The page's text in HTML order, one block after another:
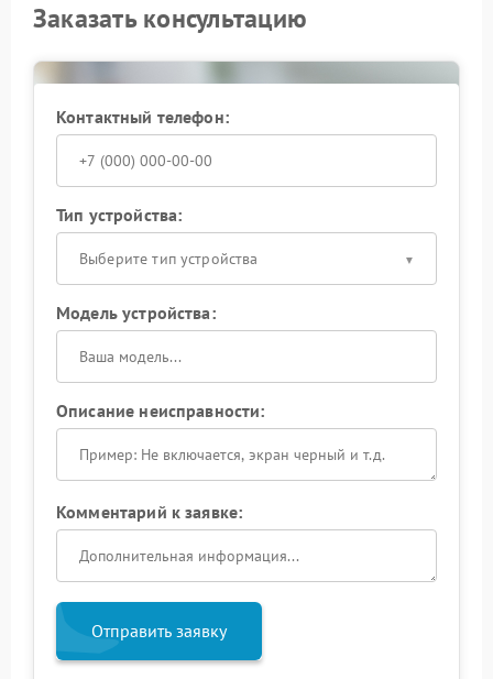
Заказать консультацию
Контактный телефон:
Тип устройства:
Выберите тип устройства
Модель устройства:
Описание неисправности:
Комментарий к заявке:
Отправить заявку